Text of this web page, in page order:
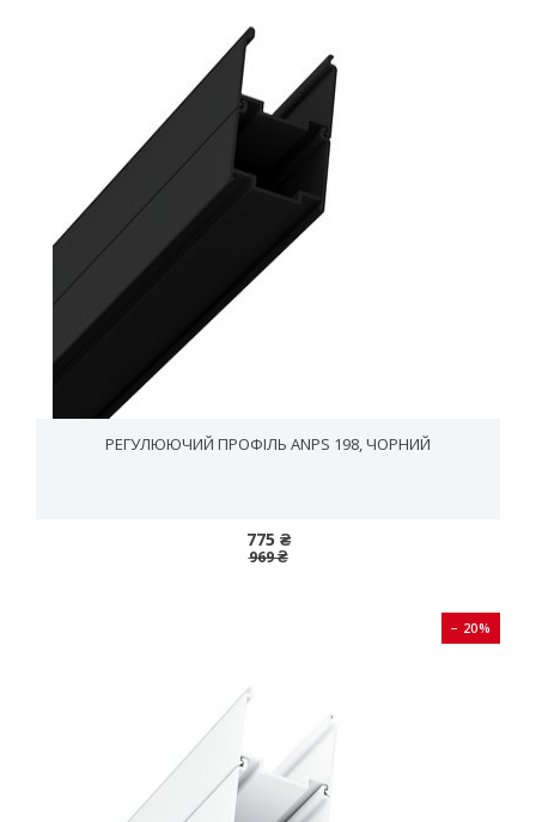
РЕГУЛЮЮЧИЙ ПРОФІЛЬ ANPS 198, ЧОРНИЙ
775 ₴
969 ₴
− 20%